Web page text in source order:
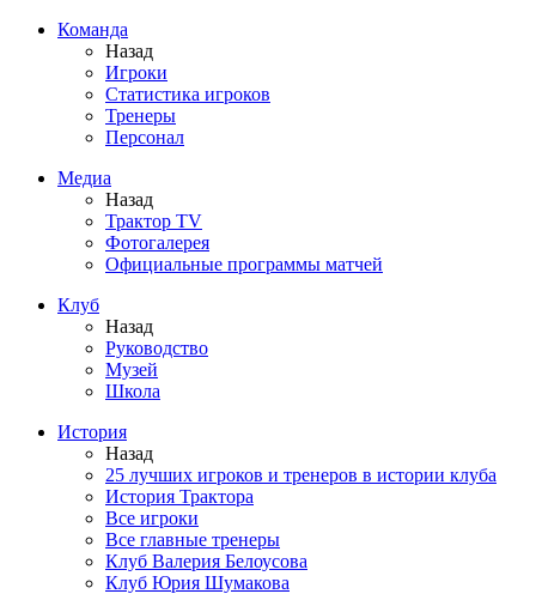
Команда
Назад
Игроки
Статистика игроков
Тренеры
Персонал
Медиа
Назад
Трактор TV
Фотогалерея
Официальные программы матчей
Клуб
Назад
Руководство
Музей
Школа
История
Назад
25 лучших игроков и тренеров в истории клуба
История Трактора
Все игроки
Все главные тренеры
Клуб Валерия Белоусова
Клуб Юрия Шумакова